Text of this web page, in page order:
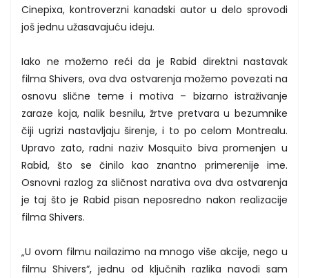
Cinepixa, kontroverzni kanadski autor u delo sprovodi
još jednu užasavajuću ideju.
Iako ne možemo reći da je Rabid direktni nastavak
filma Shivers, ova dva ostvarenja možemo povezati na
osnovu slične teme i motiva – bizarno istraživanje
zaraze koja, nalik besnilu, žrtve pretvara u bezumnike
čiji ugrizi nastavljaju širenje, i to po celom Montrealu.
Upravo zato, radni naziv Mosquito biva promenjen u
Rabid, što se činilo kao znantno primerenije ime.
Osnovni razlog za sličnost narativa ova dva ostvarenja
je taj što je Rabid pisan neposredno nakon realizacije
filma Shivers.
„U ovom filmu nailazimo na mnogo više akcije, nego u
filmu Shivers“, jednu od ključnih razlika navodi sam